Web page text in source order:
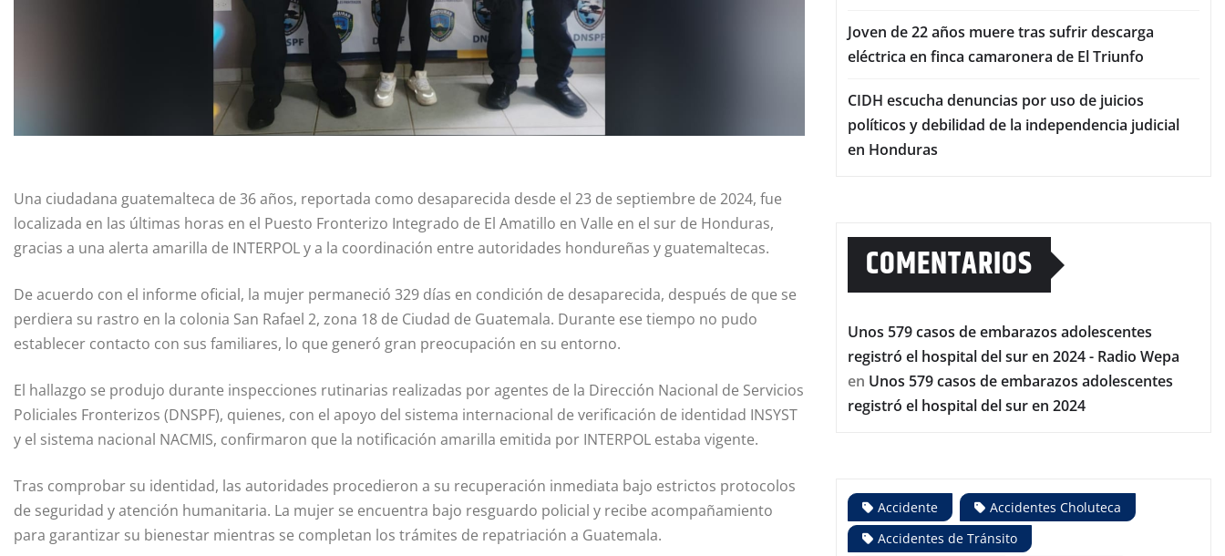
Una ciudadana guatemalteca de 36 años, reportada como desaparecida desde el 23 de septiembre de 2024, fue
localizada en las últimas horas en el Puesto Fronterizo Integrado de El Amatillo en Valle en el sur de Honduras,
gracias a una alerta amarilla de INTERPOL y a la coordinación entre autoridades hondureñas y guatemaltecas.
De acuerdo con el informe oficial, la mujer permaneció 329 días en condición de desaparecida, después de que se
perdiera su rastro en la colonia San Rafael 2, zona 18 de Ciudad de Guatemala. Durante ese tiempo no pudo
establecer contacto con sus familiares, lo que generó gran preocupación en su entorno.
El hallazgo se produjo durante inspecciones rutinarias realizadas por agentes de la Dirección Nacional de Servicios
Policiales Fronterizos (DNSPF), quienes, con el apoyo del sistema internacional de verificación de identidad INSYST
y el sistema nacional NACMIS, confirmaron que la notificación amarilla emitida por INTERPOL estaba vigente.
Tras comprobar su identidad, las autoridades procedieron a su recuperación inmediata bajo estrictos protocolos
de seguridad y atención humanitaria. La mujer se encuentra bajo resguardo policial y recibe acompañamiento
para garantizar su bienestar mientras se completan los trámites de repatriación a Guatemala.
Joven de 22 años muere tras sufrir descarga
eléctrica en finca camaronera de El Triunfo
CIDH escucha denuncias por uso de juicios
políticos y debilidad de la independencia judicial
en Honduras
COMENTARIOS
Unos 579 casos de embarazos adolescentes
registró el hospital del sur en 2024 - Radio Wepa
en Unos 579 casos de embarazos adolescentes
registró el hospital del sur en 2024
Accidente
Accidentes Choluteca
Accidentes de Tránsito